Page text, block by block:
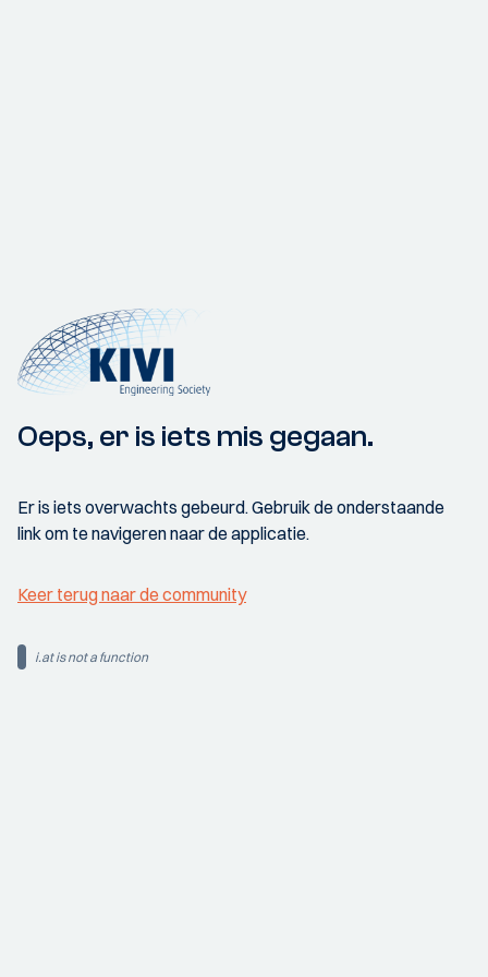
Oeps, er is iets mis gegaan.
Er is iets overwachts gebeurd. Gebruik de onderstaande
link om te navigeren naar de applicatie.
Keer terug naar de community
i.at is not a function